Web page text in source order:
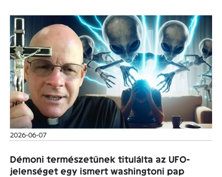
2026-06-07
Démoni természetűnek titulálta az UFO-
jelenséget egy ismert washingtoni pap